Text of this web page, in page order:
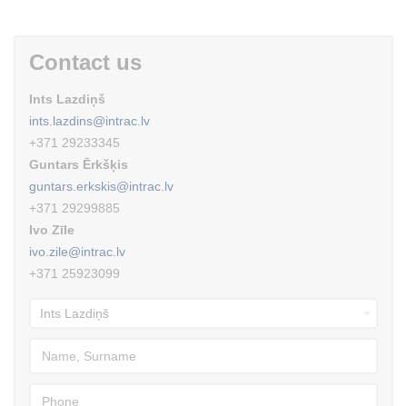
Contact us
Ints Lazdiņš
ints.lazdins@intrac.lv
+371 29233345
Guntars Ērkšķis
guntars.erkskis@intrac.lv
+371 29299885
Ivo Zīle
ivo.zile@intrac.lv
+371 25923099